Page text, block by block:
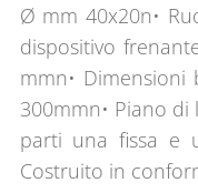
Ø mm 40x20n•
dispositivo
mmn• Dimensioni
300mmn• Piano
parti una fissa e
Costruito in